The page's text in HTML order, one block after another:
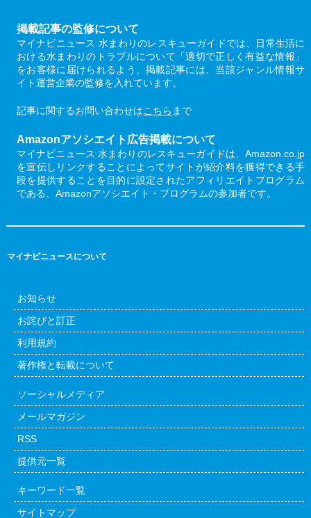
掲載記事の監修について
マイナビニュース 水まわりのレスキューガイドでは、日常生活に
おける水まわりのトラブルについて「適切で正しく有益な情報」
をお客様に届けられるよう、掲載記事には、当該ジャンル情報サ
イト運営企業の監修を入れています。
記事に関するお問い合わせはこちら まで
Amazonアソシエイト広告掲載について
マイナビニュース 水まわりのレスキューガイドは、Amazon.co.jp
を宣伝しリンクすることによってサイトが紹介料を獲得できる手
段を提供することを目的に設定されたアフィリエイトプログラム
である、Amazonアソシエイト・プログラムの参加者です。
マイナビニュースについて
お知らせ
お詫びと訂正
利用規約
著作権と転載について
ソーシャルメディア
メールマガジン
RSS
提供元一覧
キーワード一覧
サイトマップ